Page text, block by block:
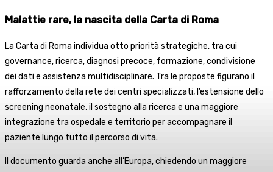
Malattie rare, la nascita della Carta di Roma
La Carta di Roma individua otto priorità strategiche, tra cui
governance, ricerca, diagnosi precoce, formazione, condivisione
dei dati e assistenza multidisciplinare. Tra le proposte figurano il
rafforzamento della rete dei centri specializzati, l’estensione dello
screening neonatale, il sostegno alla ricerca e una maggiore
integrazione tra ospedale e territorio per accompagnare il
paziente lungo tutto il percorso di vita.
Il documento guarda anche all’Europa, chiedendo un maggiore